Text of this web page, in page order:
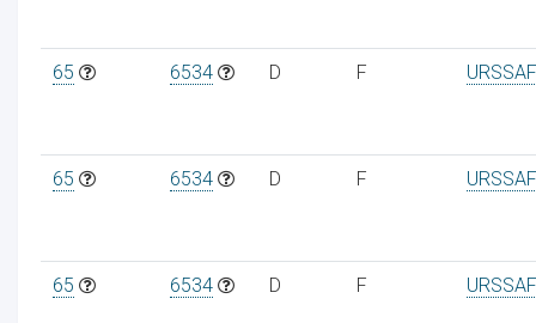
65 6534 D F
65 6534 D F
65 6534 D F